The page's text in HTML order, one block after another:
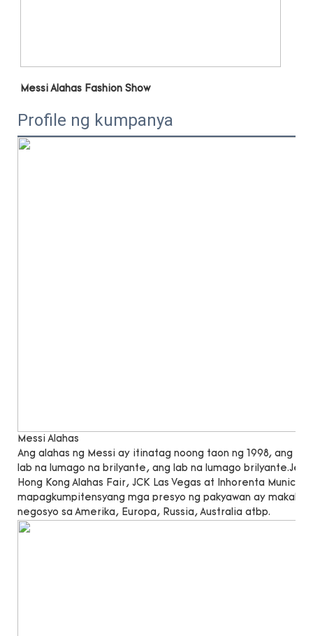
Profile ng kumpanya
Messi Alahas
Ang alahas ng Messi ay itinatag noong taon ng 1998, ang
lab na lumago na brilyante, ang lab na lumago
Hong Kong Alahas Fair, JCK Las Vegas at Inhorenta Munich
mapagkumpitensyang mga presyo ng pakyawan ay
negosyo sa Amerika, Europa, Russia, Australia atbp.